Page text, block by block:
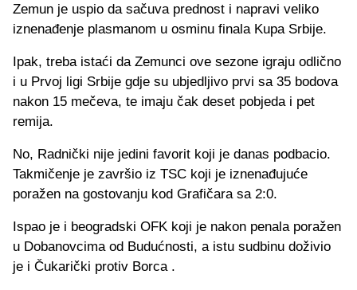
Zemun je uspio da sačuva prednost i napravi veliko
iznenađenje plasmanom u osminu finala Kupa Srbije.
Ipak, treba istaći da Zemunci ove sezone igraju odlično
i u Prvoj ligi Srbije gdje su ubjedljivo prvi sa 35 bodova
nakon 15 mečeva, te imaju čak deset pobjeda i pet
remija.
No, Radnički nije jedini favorit koji je danas podbacio.
Takmičenje je završio iz TSC koji je iznenađujuće
poražen na gostovanju kod Grafičara sa 2:0.
Ispao je i beogradski OFK koji je nakon penala poražen
u Dobanovcima od Budućnosti, a istu sudbinu doživio
je i Čukarički protiv Borca .